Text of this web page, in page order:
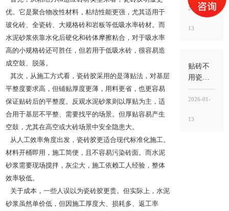
优。它是聚合物改性材料，粘结性能更强，尤其适用于
玻化砖、全瓷砖、大规格砖和岩板等低吸水率砖材。而
水泥砂浆依靠水化后硬化和砖体摩擦粘合，对于吸水率
高的小规格砖还可胜任，但若用于低吸水砖，很容易造
成空鼓、脱落。
其次，从施工方式看，瓷砖胶采用的是薄贴法，对基层
平整度要求高，但铺贴厚度更薄，用料更省，也更容易
保证贴砖后的平整度。反观水泥砂浆则以厚贴为主，适
合用于基层不平整、需要找平的场景。但厚贴容易产生
空鼓，尤其在高空或大砖场景中安全隐患大。
从人工效率角度出发，瓷砖胶更适合现代标准化施工。
材料开桶即用，施工简便，且不容易污染砖面。而水泥
砂浆需要现场搅拌，灰尘大，施工依赖工人经验，整体
效率较低。
关于成本，一些人误以为瓷砖胶更贵。但实际上，水泥
砂浆虽然单价低，但因施工厚度大、损耗多、返工率
面基层”
吗？能
不用就
别混
法”与“用
途”
2026-01-
13
贴砖不
用瓷砖
胶可以
吗？能
要看瓷
2026-01-
13